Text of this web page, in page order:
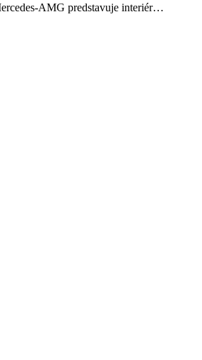
AMG predstavuje interiér…